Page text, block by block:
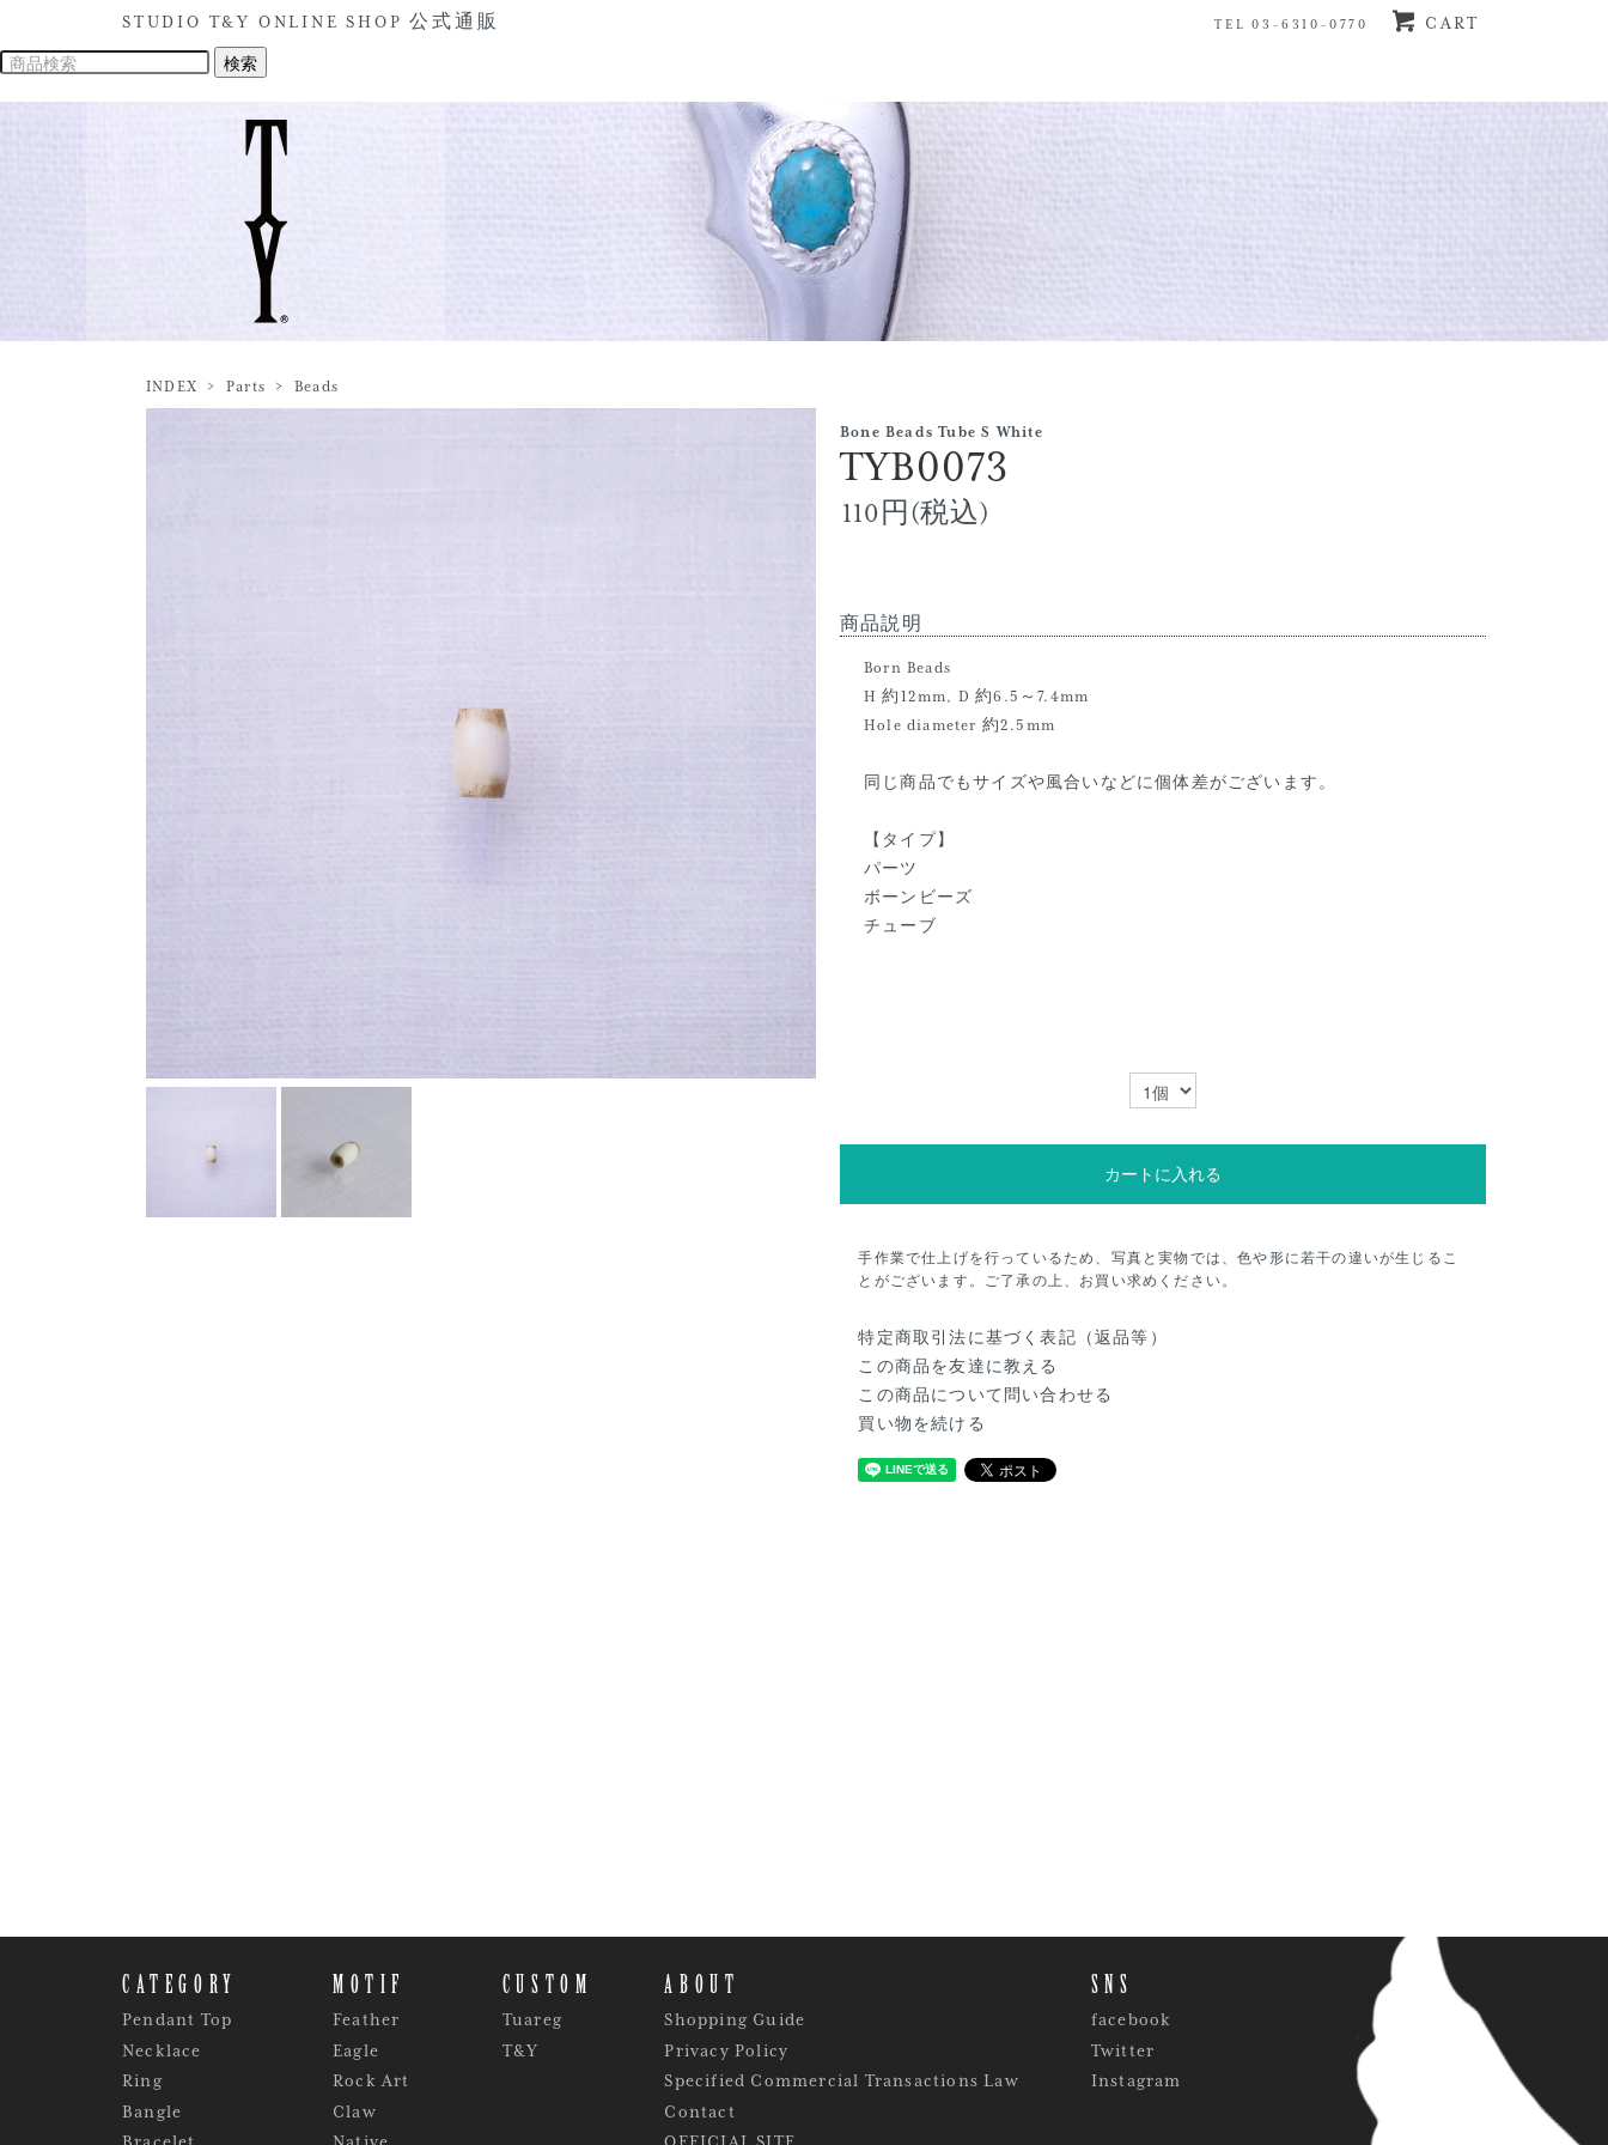
TEL 03-6310-0770 CART
STUDIO T&Y ONLINE SHOP 公式通販
INDEX >Parts >Beads
Bone Beads Tube S White
TYB0073
110円(税込)
商品説明
Born Beads
H 約12mm, D 約6.5～7.4mm
Hole diameter 約2.5mm
同じ商品でもサイズや風合いなどに個体差がございます。
【タイプ】
パーツ
ボーンビーズ
チューブ
カートに入れる
手作業で仕上げを行っているため、写真と実物では、色や形に若干の違いが生じるこ
とがございます。ご了承の上、お買い求めください。
特定商取引法に基づく表記（返品等）
この商品を友達に教える
この商品について問い合わせる
買い物を続ける
CATEGORY
Pendant Top
Necklace
Ring
Bangle
MOTIF
Feather
Eagle
Rock Art
Claw
CUSTOM
Tuareg
T&Y
ABOUT
Shopping Guide
Privacy Policy
Specified Commercial Transactions Law
Contact
SNS
facebook
Twitter
Instagram